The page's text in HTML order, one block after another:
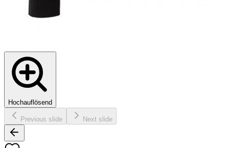
Hochauflösend
Previous slide Next slide